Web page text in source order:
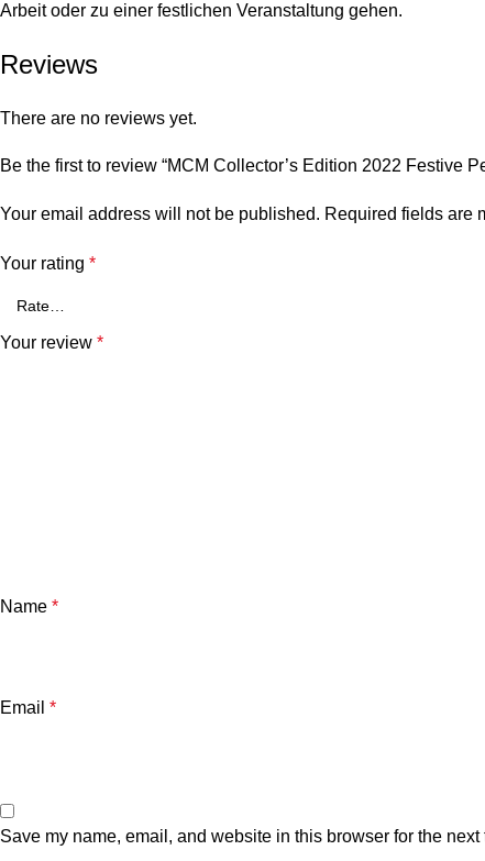
Arbeit oder zu einer festlichen Veranstaltung gehen.
Reviews
There are no reviews yet.
Be the first to review “MCM Collector’s Edition 2022 Festive
Your email address will not be published. Required fields are
Your rating *
Your review *
Name *
Email *
Save my name, email, and website in this browser for the next